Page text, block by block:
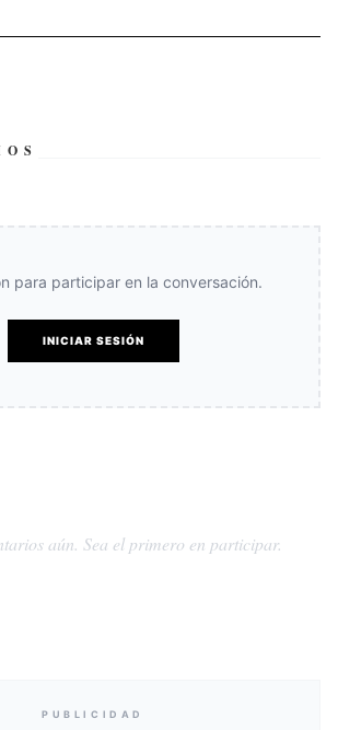
para participar en la conversación.
INICIAR SESIÓN
aún. Sea el primero en participar.
PUBLICIDAD